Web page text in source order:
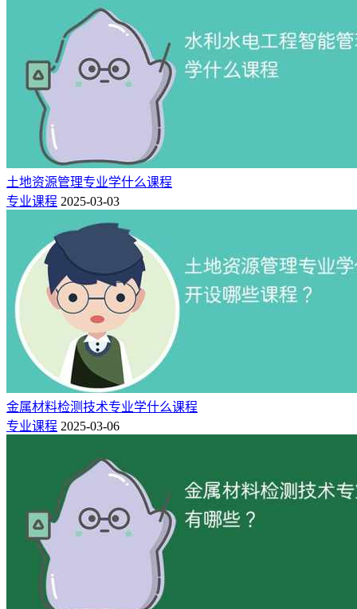
土地资源管理专业学什么课程
专业课程 2025-03-03
金属材料检测技术专业学什么课程
专业课程 2025-03-06